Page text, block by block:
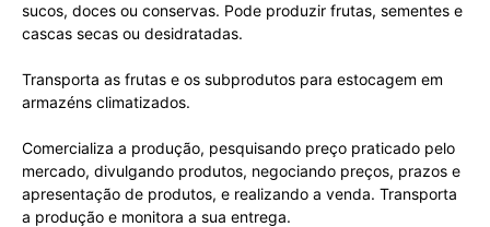
sucos, doces ou conservas. Pode produzir frutas, sementes e
cascas secas ou desidratadas.
Transporta as frutas e os subprodutos para estocagem em
armazéns climatizados.
Comercializa a produção, pesquisando preço praticado pelo
mercado, divulgando produtos, negociando preços, prazos e
apresentação de produtos, e realizando a venda. Transporta
a produção e monitora a sua entrega.